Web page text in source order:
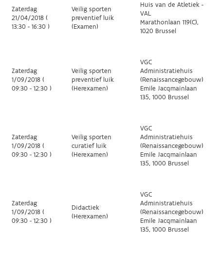
Zaterdag
21/04/2018 (
13:30 - 16:30 )
Veilig sporten
preventief luik
(Examen)
Huis van de Atletiek -
VAL
Marathonlaan 119(C),
1020 Brussel
Zaterdag
1/09/2018 (
09:30 - 12:30 )
Veilig sporten
preventief luik
(Herexamen)
VGC
Administratiehuis
(Renaissancegebouw)
Emile Jacqmainlaan
135, 1000 Brussel
Zaterdag
1/09/2018 (
09:30 - 12:30 )
Veilig sporten
curatief luik
(Herexamen)
VGC
Administratiehuis
(Renaissancegebouw)
Emile Jacqmainlaan
135, 1000 Brussel
Zaterdag
1/09/2018 (
09:30 - 12:30 )
Didactiek
(Herexamen)
VGC
Administratiehuis
(Renaissancegebouw)
Emile Jacqmainlaan
135, 1000 Brussel